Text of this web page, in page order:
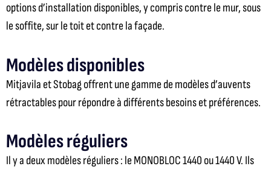
options d’installation disponibles, y compris contre le mur, sous
le soffite, sur le toit et contre la façade.
Modèles disponibles
Mitjavila et Stobag offrent une gamme de modèles d’auvents
rétractables pour répondre à différents besoins et préférences.
Modèles réguliers
Il y a deux modèles réguliers : le MONOBLOC 1440 ou 1440 V. Ils